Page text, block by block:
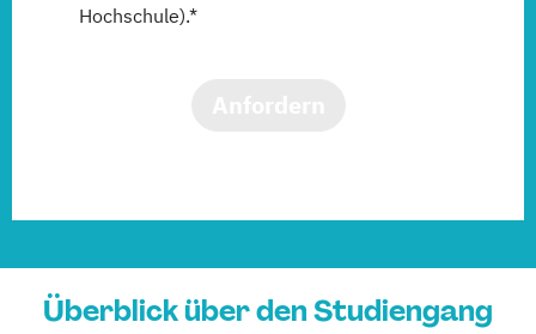
Hochschule).*
Überblick über den Studiengang